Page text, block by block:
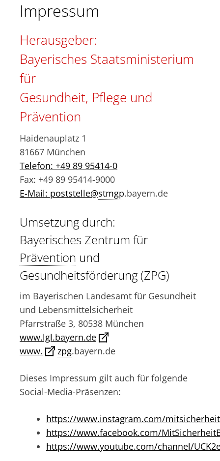
Impressum
Herausgeber:
Bayerisches Staatsministerium
für
Gesundheit, Pflege und
Prävention
Haidenauplatz 1
81667 München
Telefon: +49 89 95414-0
Fax: +49 89 95414-9000
E-Mail: poststelle@stmgp.bayern.de
Umsetzung durch:
Bayerisches Zentrum für
Prävention und
Gesundheitsförderung (ZPG)
im Bayerischen Landesamt für Gesundheit
und Lebensmittelsicherheit
Pfarrstraße 3, 80538 München
www.lgl.bayern.de
www.
zpg.bayern.de
Dieses Impressum gilt auch für folgende
Social-Media-Präsenzen:
https://www.instagram.com/
https://www.facebook.com/
https://www.youtube.com/channel/